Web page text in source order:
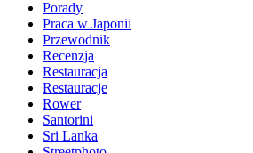
Porady
Praca w Japonii
Przewodnik
Recenzja
Restauracja
Restauracje
Rower
Santorini
Sri Lanka